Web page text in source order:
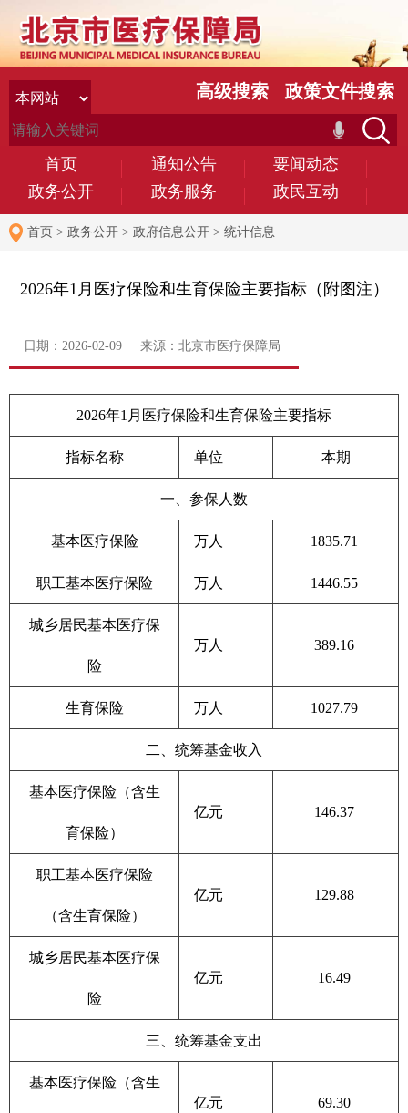
首页 通知公告
要闻动态
政务公开
政务服务 政民互动
高级搜索 政策文件搜索
首页 > 政务公开 > 政府信息公开 > 统计信息
2026年1月医疗保险和生育保险主要指标（附图注）
日期：2026-02-09 来源：北京市医疗保障局
2026年1月医疗保险和生育保险主要指标
指标名称 单位 本期
一、参保人数
基本医疗保险 万人 1835.71
职工基本医疗保险 万人 1446.55
城乡居民基本医疗保
险
万人 389.16
生育保险 万人 1027.79
二、统筹基金收入
基本医疗保险（含生
育保险）
亿元 146.37
职工基本医疗保险
（含生育保险）
亿元 129.88
城乡居民基本医疗保
险
亿元 16.49
三、统筹基金支出
基本医疗保险（含生
亿元 69.30